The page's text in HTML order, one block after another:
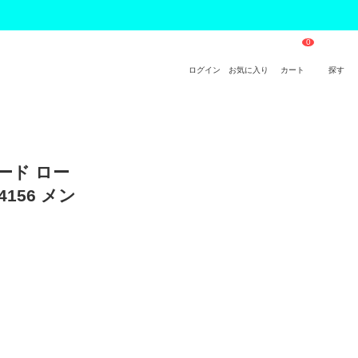
ログイン お気に入り カート 探す
ド ロー
メン